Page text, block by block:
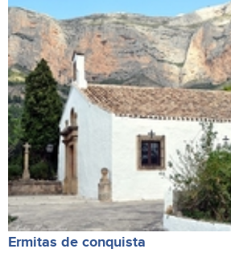
Ermitas de conquista